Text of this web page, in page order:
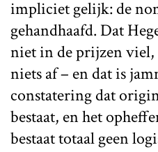
impliciet gelijk: de
gehandhaafd. Dat
niet in de prijzen viel,
niets af – en dat is
constatering dat
bestaat, en het
bestaat totaal geen